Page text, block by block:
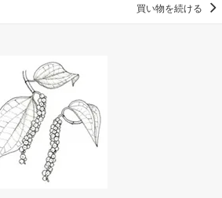
買い物を続ける